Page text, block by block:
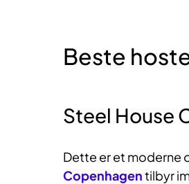
Beste
Steel House
Dette er et moderne
Copenhagentilbyr